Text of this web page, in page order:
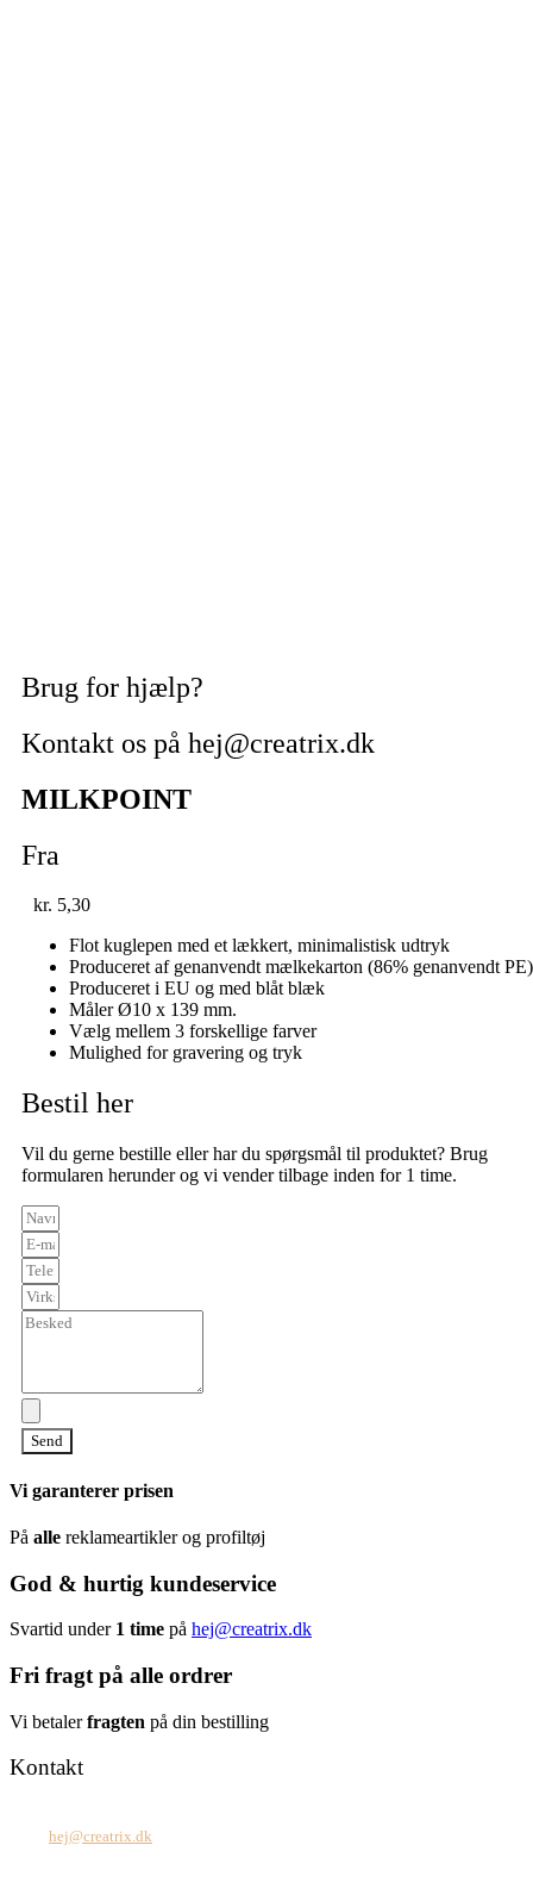
Brug for hjælp?
Kontakt os på hej@creatrix.dk
MILKPOINT
Fra
kr. 5,30
Flot kuglepen med et lækkert, minimalistisk udtryk
Produceret af genanvendt mælkekarton (86% genanvendt PE)
Produceret i EU og med blåt blæk
Måler Ø10 x 139 mm.
Vælg mellem 3 forskellige farver
Mulighed for gravering og tryk
Bestil her
Vil du gerne bestille eller har du spørgsmål til produktet? Brug
formularen herunder og vi vender tilbage inden for 1 time.
Send
Vi garanterer prisen
På alle reklameartikler og profiltøj
God & hurtig kundeservice
Svartid under 1 time på hej@creatrix.dk
Fri fragt på alle ordrer
Vi betalerfragten på din bestilling
Kontakt
hej@creatrix.dk